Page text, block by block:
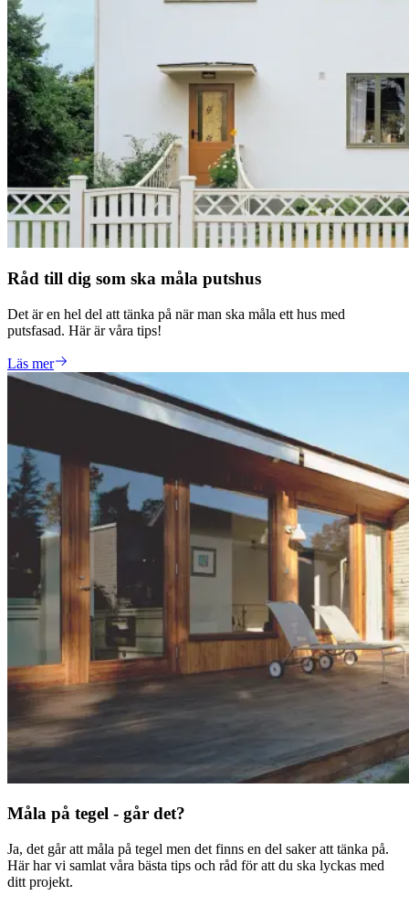
Råd till dig som ska måla putshus
Det är en hel del att tänka på när man ska måla ett hus med
putsfasad. Här är våra tips!
Läs mer
Måla på tegel - går det?
Ja, det går att måla på tegel men det finns en del saker att tänka på.
Här har vi samlat våra bästa tips och råd för att du ska lyckas med
ditt projekt.